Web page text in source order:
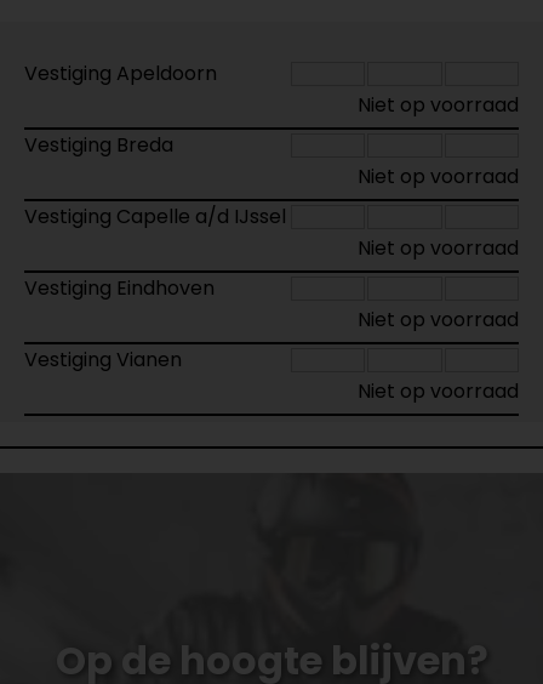
Vestiging Apeldoorn
Niet op voorraad
Vestiging Breda
Niet op voorraad
Vestiging Capelle a/d IJssel
Niet op voorraad
Vestiging Eindhoven
Niet op voorraad
Vestiging Vianen
Niet op voorraad
Op de hoogte blijven?